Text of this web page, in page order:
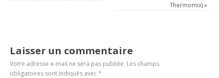
Thermomix)»
Laisser un commentaire
Votre adresse e-mail ne sera pas publiée. Les champs
obligatoires sont indiqués avec*